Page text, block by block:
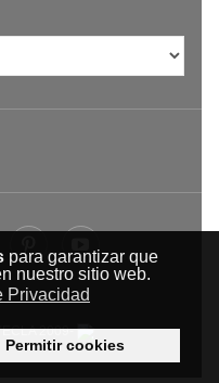
para garantizar que
nuestro sitio web.
Privacidad
Permitir cookies
2009-